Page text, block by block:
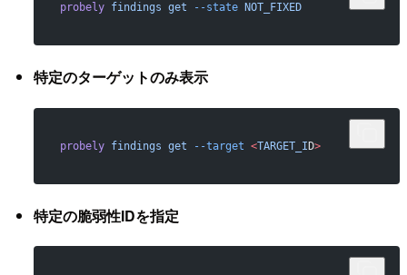
probely findings get --state NOT_FIXED
特定のターゲットのみ表示
probely findings get --target <TARGET_ID>
特定の脆弱性IDを指定